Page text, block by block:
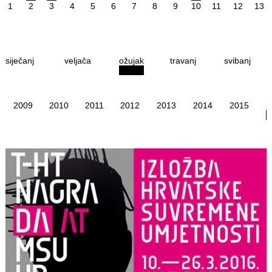
1 2 3 4 5 6 7 8 9 10 11 12 13
siječanj veljača ožujak travanj svibanj
2009 2010 2011 2012 2013 2014 2015